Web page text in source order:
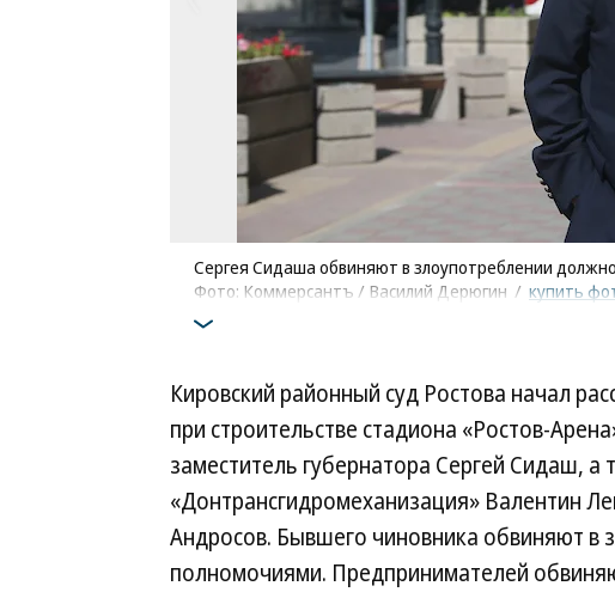
Сергея Сидаша обвиняют в злоупотреблении
Фото: Коммерсантъ / Василий Дерюгин / купить
Кировский районный суд Ростова начал
при строительстве стадиона «Ростов-
заместитель губернатора Сергей Сидаш,
«Донтрансгидромеханизация» Валентин
Андросов. Бывшего чиновника обвиняют в
полномочиями. Предпринимателей